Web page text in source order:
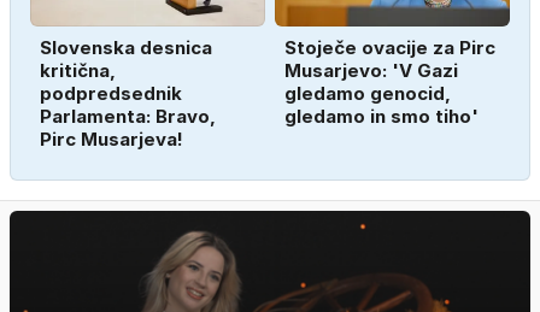
Slovenska desnica
kritična,
podpredsednik
Parlamenta: Bravo,
Pirc Musarjeva!
Stoječe ovacije za Pirc
Musarjevo: 'V Gazi
gledamo genocid,
gledamo in smo tiho'